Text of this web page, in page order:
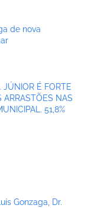
de nova
JÚNIOR É FORTE
ARRASTÕES NAS
51,8%
Gonzaga, Dr.